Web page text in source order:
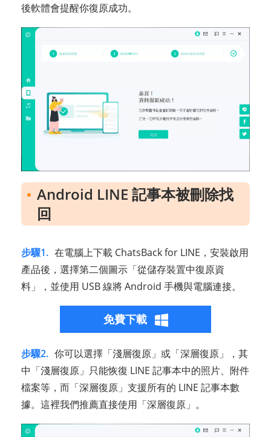
後軟體會提醒你復原成功。
Android LINE 記事本被刪除找
回
步驟1. 在電腦上下載 ChatsBack for LINE，安裝啟用
產品後，選擇第二個圖示「從儲存裝置中復原資
料」，並使用 USB 線將 Android 手機與電腦連接。
免費下載
步驟2. 你可以選擇「淺層復原」或「深層復原」，其
中「淺層復原」只能恢復 LINE 記事本中的照片、附件
檔案等，而「深層復原」支援所有的 LINE 記事本數
據。這裡我們推薦直接使用「深層復原」。